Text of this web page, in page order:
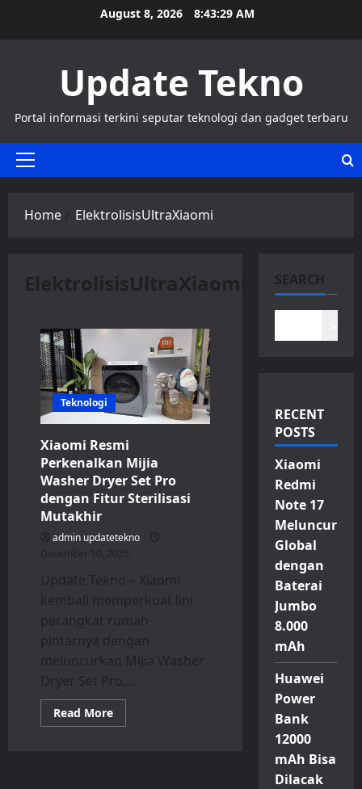
August 8, 2026 8:43:29 AM
Update Tekno
Portal informasi terkini seputar teknologi dan gadget terbaru
Primary
Home ElektrolisisUltraXiaomi
ElektrolisisUltraXiaomi
Teknologi
Xiaomi Resmi
Perkenalkan Mijia
Washer Dryer Set Pro
dengan Fitur Sterilisasi
Mutakhir
admin updatetekno
December 10, 2025
Update Tekno – Xiaomi
kembali memperkuat lini
perangkat rumah
pintarnya dengan
meluncurkan Mijia Washer
Dryer Set Pro....
Read MoreRead
more
SEARCH
RECENT
POSTS
Xiaomi
Redmi
Note 17
Meluncur
Global
dengan
Baterai
Jumbo
8.000
mAh
Huawei
Power
Bank
12000
mAh Bisa
Dilacak